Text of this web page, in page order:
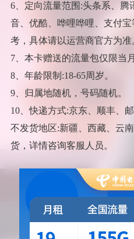
6、定向流量范围:头条系、腾
音、优酷、哗哩哗哩、支付
考，具体请以运营商官方为准
7、本卡赠送的流量包仅限当
8、年龄限制:18-65周岁。
9、归属地随机，号码随机。
10、快递方式:京东、顺丰、
不发货地区:新疆、西藏、云
货，详情咨询客服人员。